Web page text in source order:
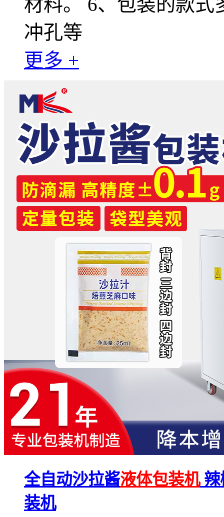
冲孔等
更多 +
全自动沙拉酱液体包装机辣
装机